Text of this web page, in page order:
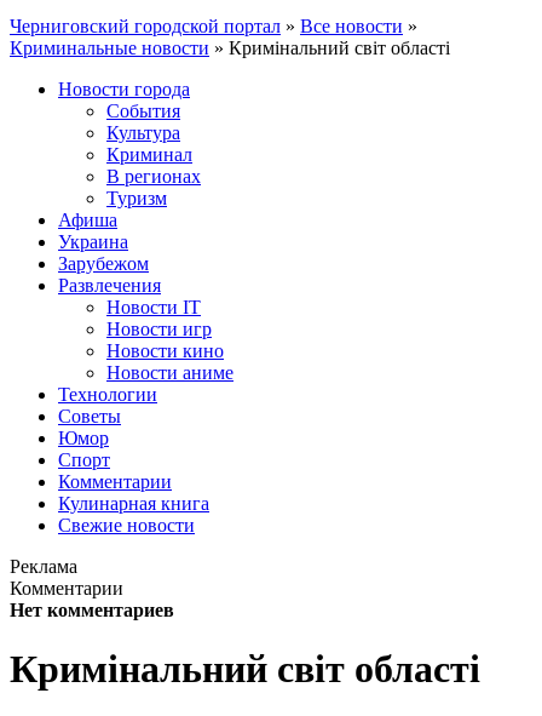
Черниговский городской портал » Все новости »
Криминальные новости » Кримінальний світ області
Новости города
События
Культура
Криминал
В регионах
Туризм
Афиша
Украина
Зарубежом
Развлечения
Новости IT
Новости игр
Новости кино
Новости аниме
Технологии
Советы
Юмор
Спорт
Комментарии
Кулинарная книга
Свежие новости
Реклама
Комментарии
Нет комментариев
Кримінальний світ області